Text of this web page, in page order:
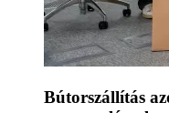
Bútorszállítás